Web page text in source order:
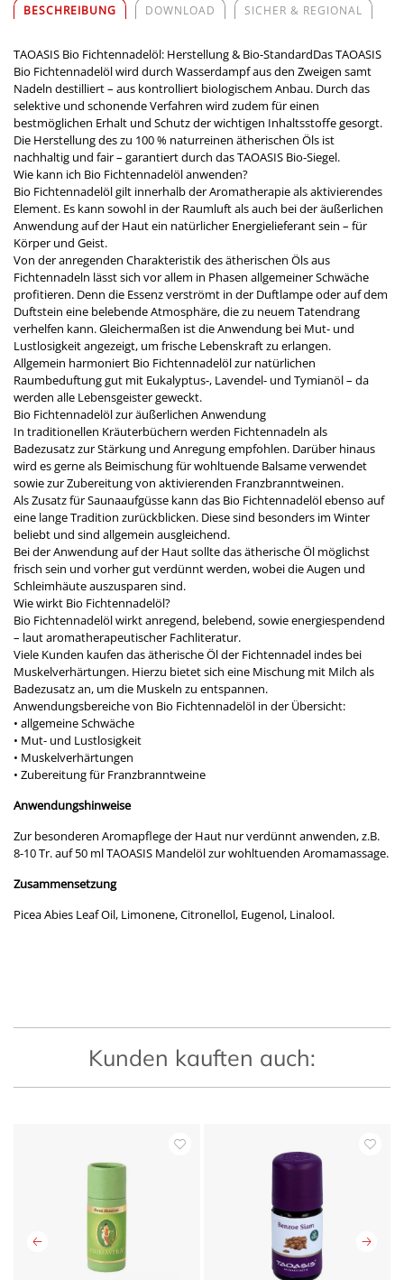
BESCHREIBUNG DOWNLOAD SICHER & REGIONAL
TAOASIS Bio Fichtennadelöl: Herstellung & Bio-StandardDas TAOASIS
Bio Fichtennadelöl wird durch Wasserdampf aus den Zweigen samt
Nadeln destilliert – aus kontrolliert biologischem Anbau. Durch das
selektive und schonende Verfahren wird zudem für einen
bestmöglichen Erhalt und Schutz der wichtigen Inhaltsstoffe gesorgt.
Die Herstellung des zu 100 % naturreinen ätherischen Öls ist
nachhaltig und fair – garantiert durch das TAOASIS Bio-Siegel.
Wie kann ich Bio Fichtennadelöl anwenden?
Bio Fichtennadelöl gilt innerhalb der Aromatherapie als aktivierendes
Element. Es kann sowohl in der Raumluft als auch bei der äußerlichen
Anwendung auf der Haut ein natürlicher Energielieferant sein – für
Körper und Geist.
Von der anregenden Charakteristik des ätherischen Öls aus
Fichtennadeln lässt sich vor allem in Phasen allgemeiner Schwäche
profitieren. Denn die Essenz verströmt in der Duftlampe oder auf dem
Duftstein eine belebende Atmosphäre, die zu neuem Tatendrang
verhelfen kann. Gleichermaßen ist die Anwendung bei Mut- und
Lustlosigkeit angezeigt, um frische Lebenskraft zu erlangen.
Allgemein harmoniert Bio Fichtennadelöl zur natürlichen
Raumbeduftung gut mit Eukalyptus-, Lavendel- und Tymianöl – da
werden alle Lebensgeister geweckt.
Bio Fichtennadelöl zur äußerlichen Anwendung
In traditionellen Kräuterbüchern werden Fichtennadeln als
Badezusatz zur Stärkung und Anregung empfohlen. Darüber hinaus
wird es gerne als Beimischung für wohltuende Balsame verwendet
sowie zur Zubereitung von aktivierenden Franzbranntweinen.
Als Zusatz für Saunaaufgüsse kann das Bio Fichtennadelöl ebenso auf
eine lange Tradition zurückblicken. Diese sind besonders im Winter
beliebt und sind allgemein ausgleichend.
Bei der Anwendung auf der Haut sollte das ätherische Öl möglichst
frisch sein und vorher gut verdünnt werden, wobei die Augen und
Schleimhäute auszusparen sind.
Wie wirkt Bio Fichtennadelöl?
Bio Fichtennadelöl wirkt anregend, belebend, sowie energiespendend
– laut aromatherapeutischer Fachliteratur.
Viele Kunden kaufen das ätherische Öl der Fichtennadel indes bei
Muskelverhärtungen. Hierzu bietet sich eine Mischung mit Milch als
Badezusatz an, um die Muskeln zu entspannen.
Anwendungsbereiche von Bio Fichtennadelöl in der Übersicht:
• allgemeine Schwäche
• Mut- und Lustlosigkeit
• Muskelverhärtungen
• Zubereitung für Franzbranntweine
Anwendungshinweise
Zur besonderen Aromapflege der Haut nur verdünnt anwenden, z.B.
8-10 Tr. auf 50 ml TAOASIS Mandelöl zur wohltuenden Aromamassage.
Zusammensetzung
Picea Abies Leaf Oil, Limonene, Citronellol, Eugenol, Linalool.
Kunden kauften auch: